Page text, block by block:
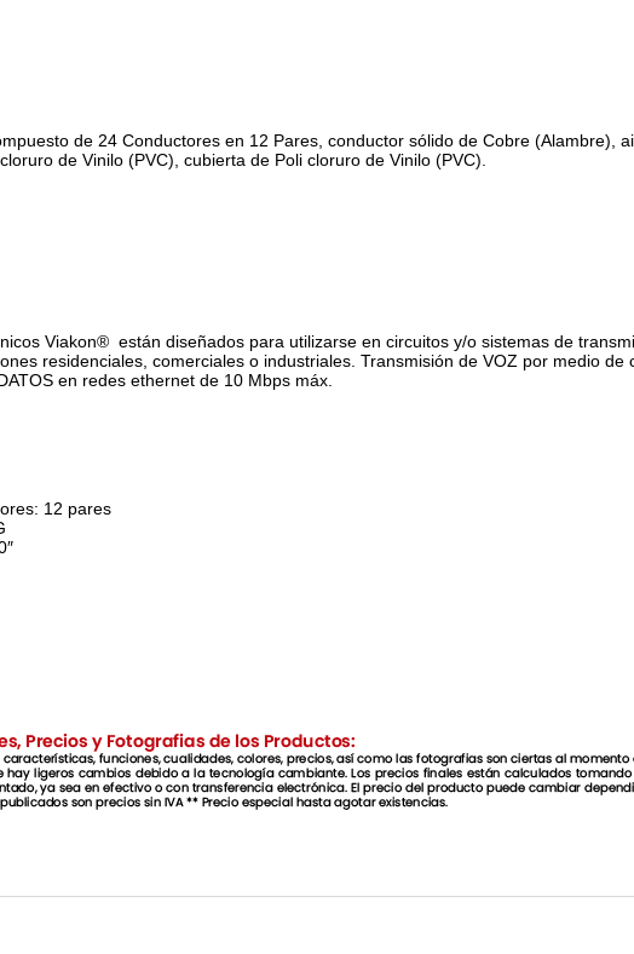
de 24 Conductores en 12 Pares, conductor sólido de Cobre (Alambre),
de Vinilo (PVC), cubierta de Poli cloruro de Vinilo (PVC).
Viakon® están diseñados para utilizarse en circuitos y/o sistemas de
residenciales, comerciales o industriales. Transmisión de VOZ por medio de
en redes ethernet de 10 Mbps máx.
12 pares